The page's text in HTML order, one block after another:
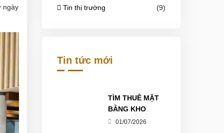
ngày
Tin thị trường (9)
Tin tức mới
TÌM THUÊ MẶT
BẰNG KHO
01/07/2026